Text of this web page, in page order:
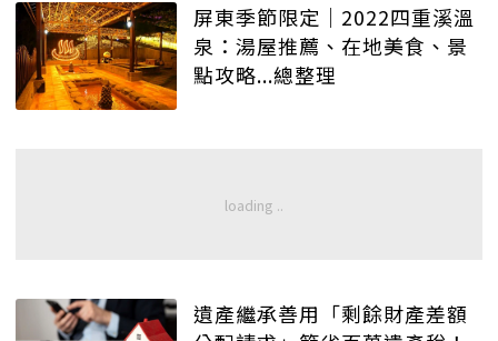
屏東季節限定│2022四重溪溫
泉：湯屋推薦、在地美食、景
點攻略...總整理
遺產繼承善用「剩餘財產差額